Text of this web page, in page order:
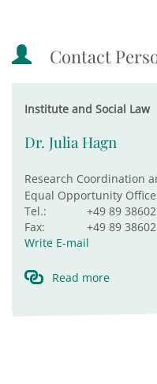
Contact
Institute and Social Law
Dr. Julia Hagn
Research Coordination
Equal Opportunity
Tel.:
+49 89
Fax:
+49 89
Write E-mail
Read more